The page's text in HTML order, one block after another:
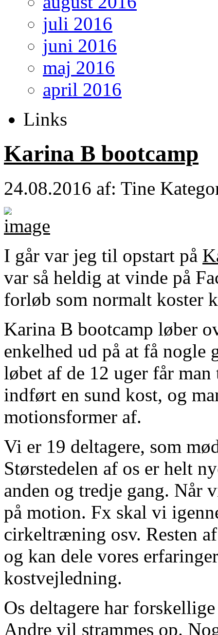
juli 2016
juni 2016
maj 2016
april 2016
Links
Karina B bootcamp
24.08.2016 af: Tine
I går var jeg til opstart på
var så heldig at vinde på
forløb som normalt koster
Karina B bootcamp løber
enkelhed ud på at få
løbet af de 12 uger får
indført en sund kost, og
motionsformer af.
Vi er 19 deltagere, som
Størstedelen af os er helt
anden og tredje gang. Når
på motion. Fx skal vi
cirkeltræning osv. Resten
og kan dele vores
kostvejledning.
Os deltagere har
Andre vil strammes op.